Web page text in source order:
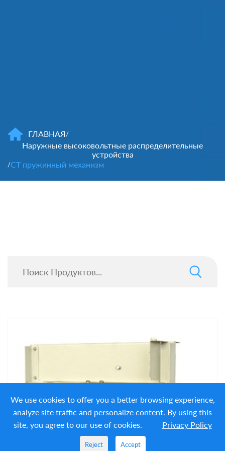
ГЛАВНАЯ/
Наружные высоковольтные распределительные
устройства
/CT пружинный механизм
We use cookies to offer you a better browsing experience,
analyze site traffic and personalize content. By using this
site, you agree to our use of cookies. Privacy Policy
Reject Accept